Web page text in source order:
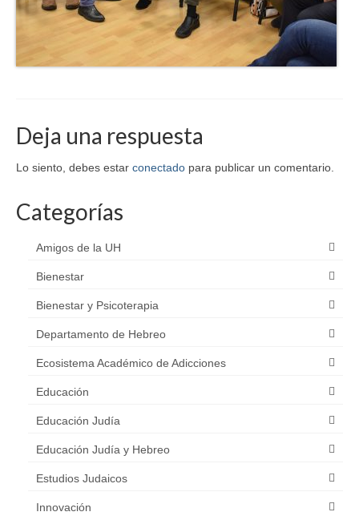
Deja una respuesta
Lo siento, debes estar conectado para publicar un comentario.
Categorías
Amigos de la UH
Bienestar
Bienestar y Psicoterapia
Departamento de Hebreo
Ecosistema Académico de Adicciones
Educación
Educación Judía
Educación Judía y Hebreo
Estudios Judaicos
Innovación